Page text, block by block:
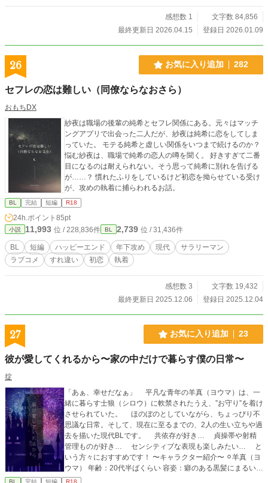
感想数 1
文字数 84,856
最終更新日 2026.04.15
登録日 2026.01.09
26 お気に入り追加 282
セフレの恋は難しい（同僚ならなおさら）
おもちDX
紗夜は職場の後輩の純希とセフレ関係にある。元々はマッチ
ングアプリで出会った二人だが、紗夜は純希に恋をしてしま
っていた。 モテる純希と虚しい関係をいつまで続けるのか？
悩む紗夜は、職場で純希の恋人の噂を聞く。 好きすぎて二番
目になるのは耐えられない。そう思って純希に別れを告げる
が……？ 慣れたふりをしているけど初恋を拗らせている受け
が、攻めの執着に捕らわれるお話。
BL 完結 短編 R18
24h.ポイント 85pt
小説 11,993 位 / 228,836件 BL 2,739 位 / 31,436件
BL 短編 ハッピーエンド 年下攻め 現代
サラリーマン
ラブコメ
すれ違い 初恋 執着
感想数 3
文字数 19,432
最終更新日 2025.12.06
登録日 2025.12.04
27 お気に入り追加 23
彼が愛してくれるから〜家の中だけで暮らす僕の日常〜
掟
「あぁ、幸せだなぁ」 平凡な青年の羊真（ヨウマ）は、一
緒に暮らす士狼（シロウ）に軟禁されたうえ、”お守り”を着け
させられていた。 ほのぼのとしていながら、ちょっぴり不
思議な日常。そして、現在に至るまでの、2人の生い立ちや過
去を描いた現代BLです。 共依存が好き… 貞操帯や射精
管理ものが好き… センシティブな表現も楽しみたい… と
いう方々におすすめです！ 〜キャラクター紹介〜 ⚪︎羊真（ヨ
ウマ） 年齢：20代半ばくらい 容姿：癖のある黒髪にまるい
目。色白で、顔立ちは平凡。小柄でやや細身 性格は温厚。